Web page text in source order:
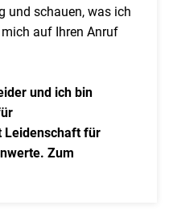
und schauen, was ich
auf Ihren Anruf
und ich bin
Leidenschaft für
Zum